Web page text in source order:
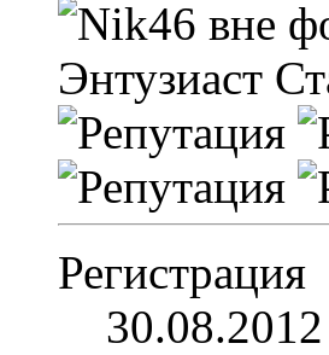
Энтузиаст
Регистрация
30.08.2012